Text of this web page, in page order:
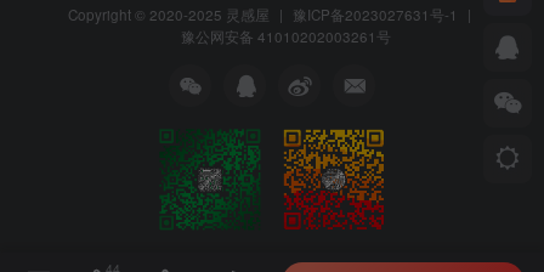
Copyright © 2020-2025 灵感屋 | 豫ICP备2023027631号-1
|
豫公网安备 41010202003261号